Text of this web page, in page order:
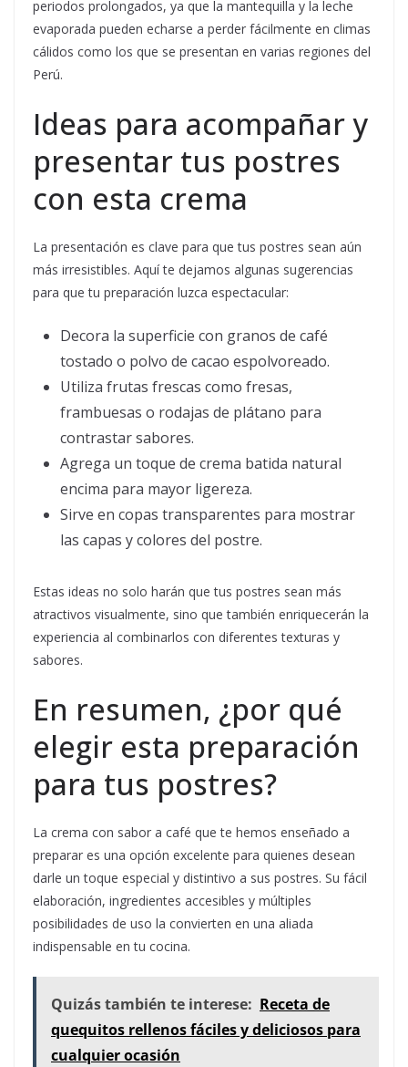
periodos prolongados, ya que la mantequilla y la leche
evaporada pueden echarse a perder fácilmente en climas
cálidos como los que se presentan en varias regiones del
Perú.
Ideas para acompañar y
presentar tus postres
con esta crema
La presentación es clave para que tus postres sean aún
más irresistibles. Aquí te dejamos algunas sugerencias
para que tu preparación luzca espectacular:
Decora la superficie con granos de café
tostado o polvo de cacao espolvoreado.
Utiliza frutas frescas como fresas,
frambuesas o rodajas de plátano para
contrastar sabores.
Agrega un toque de crema batida natural
encima para mayor ligereza.
Sirve en copas transparentes para mostrar
las capas y colores del postre.
Estas ideas no solo harán que tus postres sean más
atractivos visualmente, sino que también enriquecerán la
experiencia al combinarlos con diferentes texturas y
sabores.
En resumen, ¿por qué
elegir esta preparación
para tus postres?
La crema con sabor a café que te hemos enseñado a
preparar es una opción excelente para quienes desean
darle un toque especial y distintivo a sus postres. Su fácil
elaboración, ingredientes accesibles y múltiples
posibilidades de uso la convierten en una aliada
indispensable en tu cocina.
Quizás también te interese: Receta de
quequitos rellenos fáciles y deliciosos para
cualquier ocasión